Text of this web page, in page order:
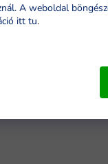
A weboldal
itt tu.